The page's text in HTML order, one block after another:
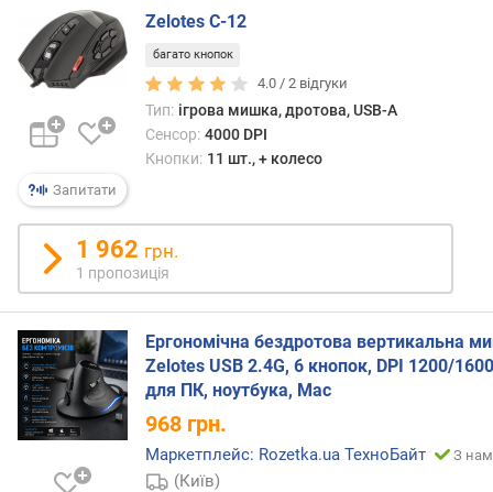
ю
д
о
д
в
а
н
я
з
а
к
і
л
ь
к
і
т
Запитати
Zelotes C-12
багато кнопок
4.0 /2 відгуки
Тип: ігрова мишка, дротова, USB-A
Сенсор: 4000 DPI
Кнопки: 11 шт., + колесо
1 962 грн.
1 пропозиція
Ергономічна бездротова вертикальна
Zelotes USB 2.4G, 6 кнопок, DPI 1200/
для ПК, ноутбука, Mac
968 грн.
Маркетплейс: Rozetka.ua ТехноБайт З
(Київ)